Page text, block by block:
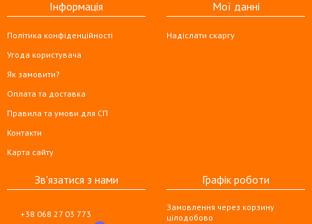
Інформація
Політика конфіденційності
Угода користувача
Як замовити?
Оплата та доставка
Правила та умови для СП
Контакти
Карта сайту
Мої данні
Надіслати скаргу
Зв'язатися з нами
+38 068 27 03 773
Графік роботи
Замовлення через корзину
цілодобово